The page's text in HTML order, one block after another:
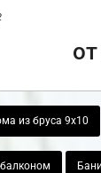
из бруса 9х10